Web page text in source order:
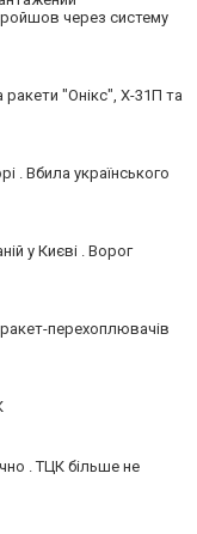
через систему
"Онікс", Х-31П та
. Вбила українського
у Києві . Ворог
перехоплювачів
. ТЦК більше не